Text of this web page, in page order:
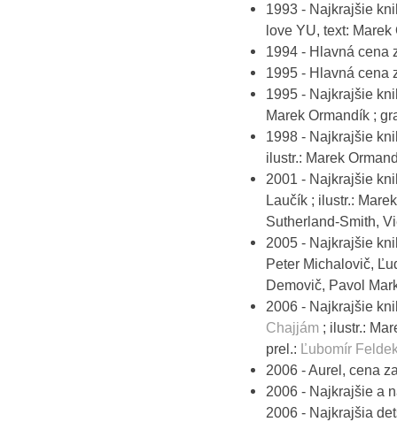
1993 - Najkrajšie
love YU, text:
1994 - Hlavná cena
1995 - Hlavná cena
1995 - Najkrajšie
Marek Ormandík ;
1998 - Najkrajšie
ilustr.: Marek
2001 - Najkrajšie
Laučík ; ilustr.:
Sutherland-Smith,
2005 - Najkrajšie
Peter Michalovič,
Demovič, Pavol
2006 - Najkrajšie
Chajjám ; ilustr.:
prel.: Ľubomír
2006 - Aurel, cena
2006 - Najkrajšie a
2006 - Najkrajšia